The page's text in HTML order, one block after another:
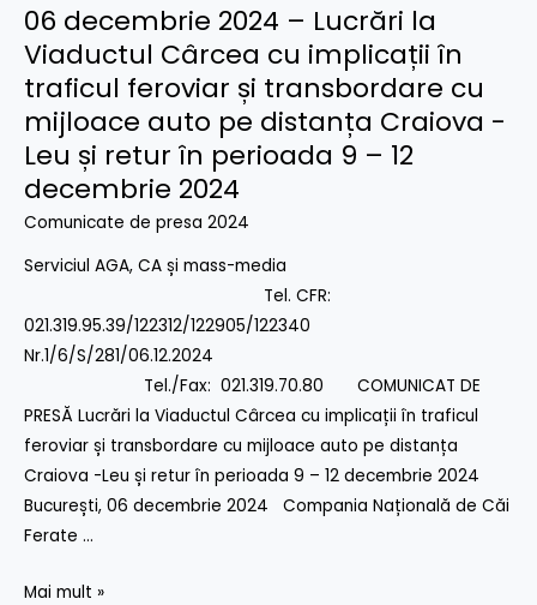
06 decembrie 2024 – Lucrări la
Viaductul Cârcea cu implicații în
traficul feroviar și transbordare cu
mijloace auto pe distanța Craiova -
Leu și retur în perioada 9 – 12
decembrie 2024
Comunicate de presa 2024
Serviciul AGA, CA și mass-media
Tel. CFR:
021.319.95.39/122312/122905/122340
Nr.1/6/S/281/06.12.2024
Tel./Fax: 021.319.70.80 COMUNICAT DE
PRESĂ Lucrări la Viaductul Cârcea cu implicații în traficul
feroviar și transbordare cu mijloace auto pe distanța
Craiova -Leu și retur în perioada 9 – 12 decembrie 2024
București, 06 decembrie 2024 Compania Națională de Căi
Ferate …
06
decembrie
2024
Lucrări
la
Viaductul
Cârcea
cu
în
traficul
și
transbordare
cu
mijloace
auto
distanța
Mai mult »